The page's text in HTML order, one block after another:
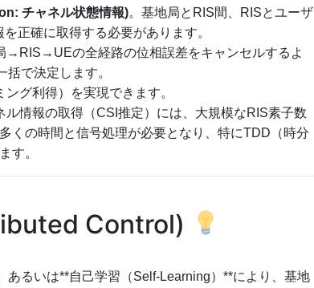
チャネル状態情報)。基地局とRIS間、RISとユーザ
正確に取得する必要があります。
→RIS→UEの全経路の位相誤差をキャンセルするよ
で決定します。
グ利得）を実現できます。
ル情報の取得（CSI推定）には、大規模なRIS素子数
くの時間と信号処理が必要となり、特にTDD（時分
す。
Control)
るいは**自己学習（Self-Learning）**により、基地